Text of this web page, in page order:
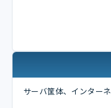
サーバ筐体、インター